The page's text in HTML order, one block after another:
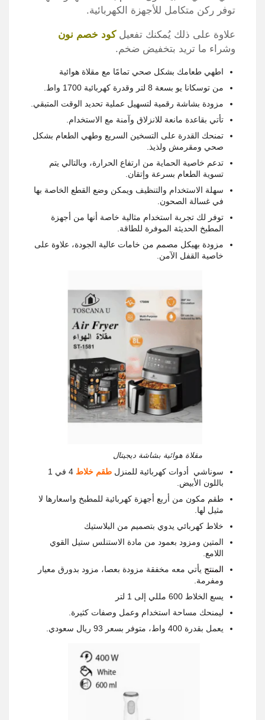
توفر ركن متكامل للأجهزة الكهربائية.
علاوة على ذلك يُمكنك تفعيل كود خصم نون
وشراء ما تريد بتخفيض ضخم.
اطهي طعامك بشكل صحي تمامًا مع مقلاة هوائية
من توسكانا يو بسعة 8 لتر وقدرة كهربائية 1700 واط.
مزودة بشاشة رقمية لتسهيل عملية تحديد الوقت المتبقي.
تأتي بقاعدة مانعة للانزلاق وآمنة مع الاستخدام.
تمنحك القدرة على التسخين السريع وطهي الطعام بشكل
صحي ومقرمش ولذيذ.
تدعم خاصية الحماية من ارتفاع الحرارة، وبالتالي يتم
تسوية الطعام بسرعة وإتقان.
سهلة الاستخدام والتنظيف ويمكن وضع القطع الخاصة بها
في غسالة الصحون.
توفر لك تجربة استخدام مثالية خاصة أنها من أجهزة
المطبخ الحديثة الموفرة للطاقة.
مزودة بهيكل مصمم من خامات عالية الجودة، علاوة على
خاصية القفل الآمن.
مقلاة هوائية بشاشة ديجيتال
سوناشي أدوات كهربائية للمنزل طقم خلاط
4 في 1
باللون الأبيض.
طقم مكون من أربع أجهزة كهربائية للمطبخ واسعارها لا
مثيل لها.
خلاط كهربائي يدوي بتصميم من البلاستيك
المتين ومزود بعمود من مادة الاستنلس ستيل القوي
اللامع.
المنتج يأتي معه مخفقة مزودة بعصا، مزود بدورق معيار
ومفرمة.
يسع الخلاط 600 مللي إلى 1 لتر
ليمنحك مساحة استخدام وعمل وصفات كثيرة.
يعمل بقدرة 400 واط، متوفر بسعر 93 ريال سعودي.